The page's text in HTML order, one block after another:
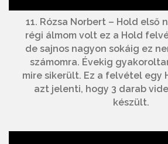
11. Rózsa Norbert – Hold első
régi álmom volt ez a Hold
de sajnos nagyon sokáig ez
számomra. Évekig
mire sikerült. Ez a felvétel egy
azt jelenti, hogy 3 darab
készült.